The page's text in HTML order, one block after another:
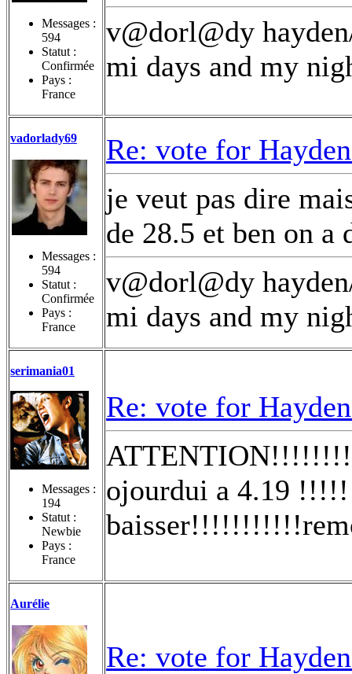
Messages :
594
Statut :
Confirmée
Pays :
France
v@dorl@dy
mi days and my
vadorlady69
Messages :
594
Statut :
Confirmée
Pays :
France
Re: vote for
je veut pas dire
de 28.5 et ben on
v@dorl@dy
mi days and my
serimania01
Messages :
194
Statut :
Newbie
Pays :
France
Re: vote for
ojourdui a 4.19
Aurélie
Re: vote for